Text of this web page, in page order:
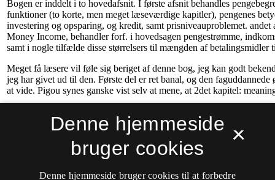
×
Denne hjemmeside
bruger cookies
Denne hjemmeside bruger cookies til at forbedre